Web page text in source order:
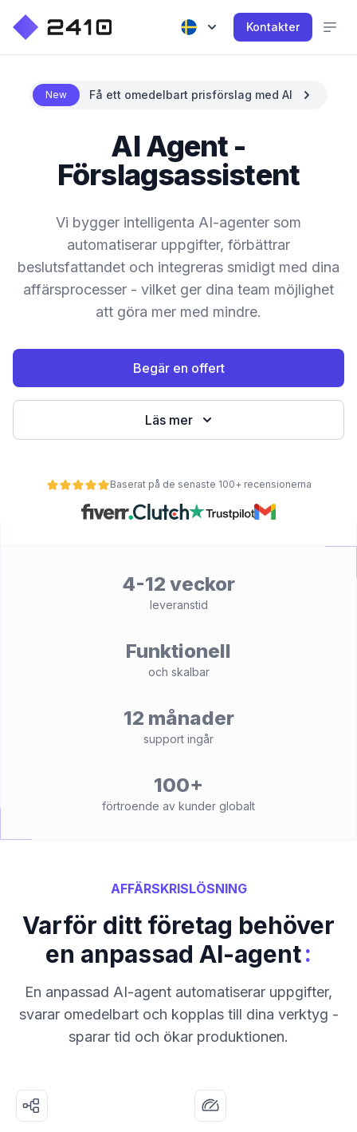
Kontakter
New Få ett omedelbart prisförslag med AI
AI Agent -
Förslagsassistent
Vi bygger intelligenta AI-agenter som
automatiserar uppgifter, förbättrar
beslutsfattandet och integreras smidigt med dina
affärsprocesser - vilket ger dina team möjlighet
att göra mer med mindre.
Begär en offert
Läs mer
Baserat på de senaste 100+ recensionerna
4-12 veckor
leveranstid
Funktionell
och skalbar
12 månader
support ingår
100+
förtroende av kunder globalt
AFFÄRSKRISLÖSNING
Varför ditt företag behöver
en anpassad AI-agent:
En anpassad AI-agent automatiserar uppgifter,
svarar omedelbart och kopplas till dina verktyg -
sparar tid och ökar produktionen.